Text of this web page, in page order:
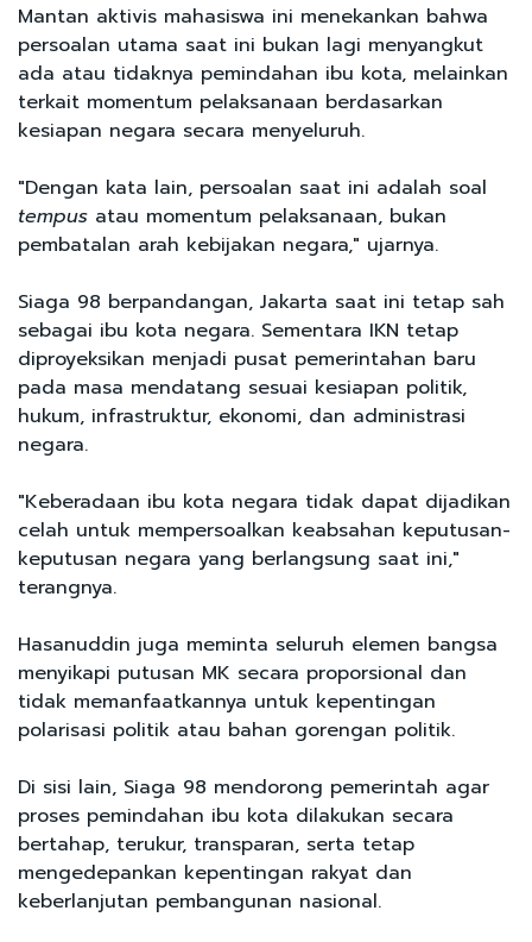
Mantan aktivis mahasiswa ini menekankan bahwa
persoalan utama saat ini bukan lagi menyangkut
ada atau tidaknya pemindahan ibu kota, melainkan
terkait momentum pelaksanaan berdasarkan
kesiapan negara secara menyeluruh.
"Dengan kata lain, persoalan saat ini adalah soal
tempus atau momentum pelaksanaan, bukan
pembatalan arah kebijakan negara," ujarnya.
Siaga 98 berpandangan, Jakarta saat ini tetap sah
sebagai ibu kota negara. Sementara IKN tetap
diproyeksikan menjadi pusat pemerintahan baru
pada masa mendatang sesuai kesiapan politik,
hukum, infrastruktur, ekonomi, dan administrasi
negara.
"Keberadaan ibu kota negara tidak dapat dijadikan
celah untuk mempersoalkan keabsahan keputusan-
keputusan negara yang berlangsung saat ini,"
terangnya.
Hasanuddin juga meminta seluruh elemen bangsa
menyikapi putusan MK secara proporsional dan
tidak memanfaatkannya untuk kepentingan
polarisasi politik atau bahan gorengan politik.
Di sisi lain, Siaga 98 mendorong pemerintah agar
proses pemindahan ibu kota dilakukan secara
bertahap, terukur, transparan, serta tetap
mengedepankan kepentingan rakyat dan
keberlanjutan pembangunan nasional.